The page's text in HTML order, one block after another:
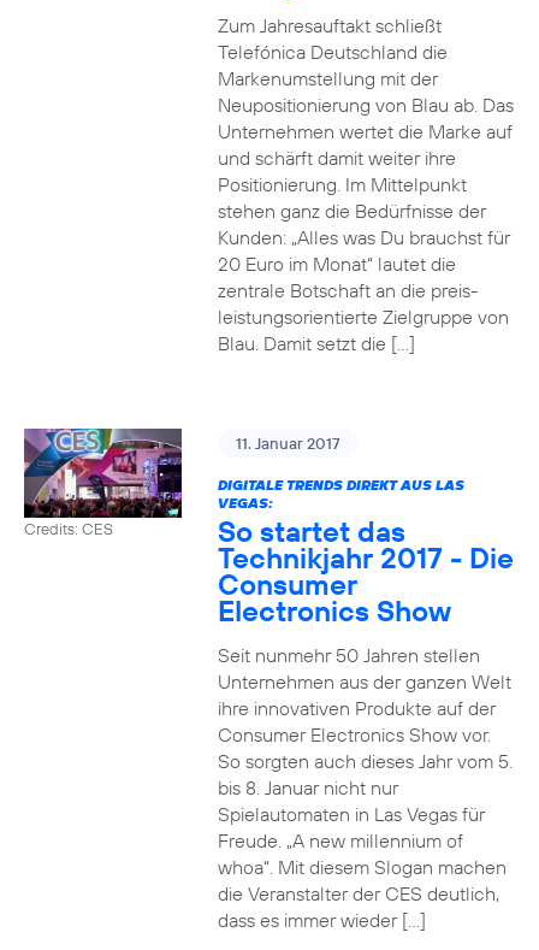
Zum Jahresauftakt schließt
Telefónica Deutschland die
Markenumstellung mit der
Neupositionierung von Blau ab. Das
Unternehmen wertet die Marke auf
und schärft damit weiter ihre
Positionierung. Im Mittelpunkt
stehen ganz die Bedürfnisse der
Kunden: „Alles was Du brauchst für
20 Euro im Monat“ lautet die
zentrale Botschaft an die preis-
leistungsorientierte Zielgruppe von
Blau. Damit setzt die […]
Credits: CES
11. Januar 2017
DIGITALE TRENDS DIREKT AUS LAS
VEGAS:
So startet das
Technikjahr 2017 - Die
Consumer
Electronics Show
Seit nunmehr 50 Jahren stellen
Unternehmen aus der ganzen Welt
ihre innovativen Produkte auf der
Consumer Electronics Show vor.
So sorgten auch dieses Jahr vom 5.
bis 8. Januar nicht nur
Spielautomaten in Las Vegas für
Freude. „A new millennium of
whoa“. Mit diesem Slogan machen
die Veranstalter der CES deutlich,
dass es immer wieder […]